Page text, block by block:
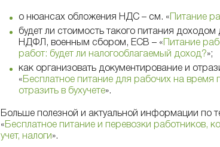
о нюансах обложения НДС – см. « Питание
будет ли стоимость такого питания
НДФЛ, военным сбором, ЕСВ – « Питание
работ: будет ли налогооблагаемый доход?»;
как организовать документирование и
« Бесплатное питание для рабочих на время
отразить в бухучете».
Больше полезной и актуальной информации по
« Бесплатное питание и перевозки работников,
учет, налоги».